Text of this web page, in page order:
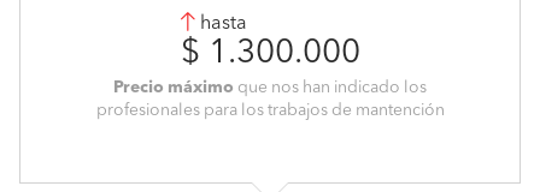
hasta
$ 1.300.000
Precio máximo que nos han indicado los
profesionales para los trabajos de mantención